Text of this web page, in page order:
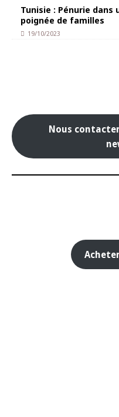
Tunisie : Pénurie dans
poignée de familles
19/10/2023
Nous